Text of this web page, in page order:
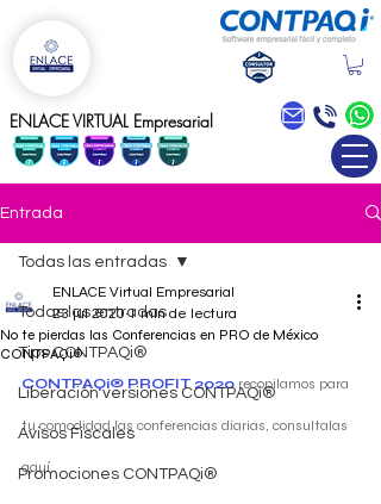
ENLACE VIRTUAL Empresarial
Entrada
Todas las entradas
Tips CONTPAQi®
Liberación versiones CONTPAQi®
Avisos Fiscales
Promociones CONTPAQi®
Todas las entradas
No te pierdas las Conferencias en PRO de México
CONTPAQi®
ENLACE Virtual Empresarial
23 jul 2020 1 min de lectura
CONTPAQi® PROFIT 2020 recopilamos para
tu comodidad las conferencias diarias, consultalas
aquí..